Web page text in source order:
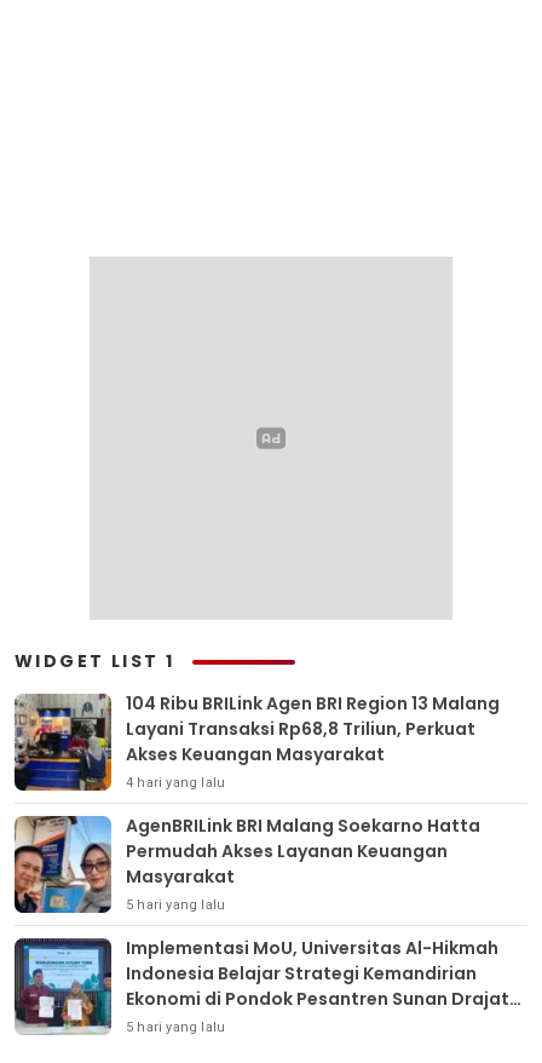
WIDGET LIST 1
104 Ribu BRILink Agen BRI Region 13 Malang
Layani Transaksi Rp68,8 Triliun, Perkuat
Akses Keuangan Masyarakat
4 hari yang lalu
AgenBRILink BRI Malang Soekarno Hatta
Permudah Akses Layanan Keuangan
Masyarakat
5 hari yang lalu
Implementasi MoU, Universitas Al-Hikmah
Indonesia Belajar Strategi Kemandirian
Ekonomi di Pondok Pesantren Sunan Drajat
Lamongan
5 hari yang lalu